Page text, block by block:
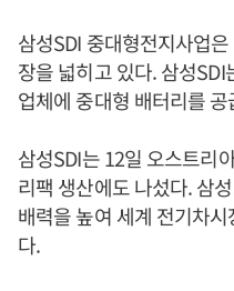
삼성SDI 중대형전지사업
장을 넓히고 있다. 삼성
업체에 중대형 배터리를
삼성SDI는 12일 오스트리
리팩 생산에도 나섰다. 삼
배력을 높여 세계 전기차
다.